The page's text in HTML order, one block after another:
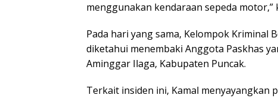
menggunakan kendaraan sepeda motor,”
Pada hari yang sama, Kelompok Kriminal
diketahui menembaki Anggota Paskhas
Aminggar Ilaga, Kabupaten Puncak.
Terkait insiden ini, Kamal menyayangkan